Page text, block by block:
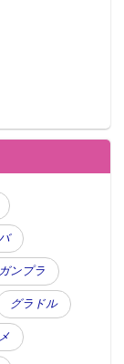
ガンプラ
グラドル